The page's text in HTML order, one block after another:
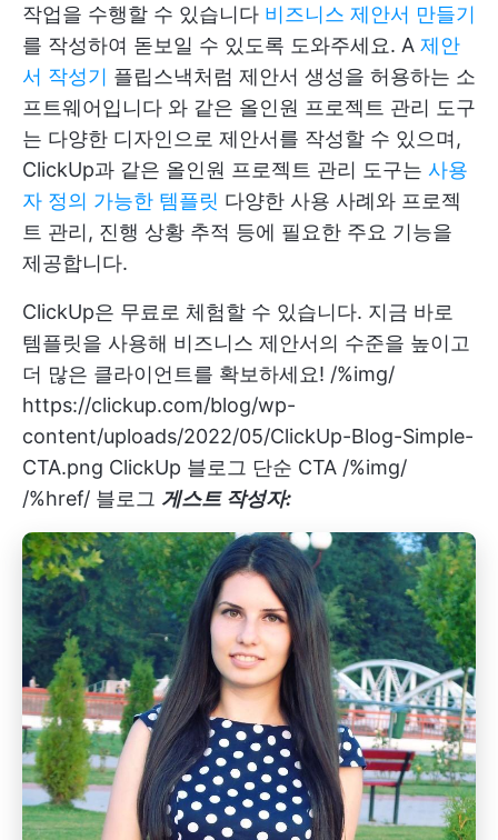
작업을 수행할 수 있습니다 비즈니스 제안서 만들기
를 작성하여 돋보일 수 있도록 도와주세요. A 제안
서 작성기 플립스낵처럼 제안서 생성을 허용하는 소
프트웨어입니다 와 같은 올인원 프로젝트 관리 도구
는 다양한 디자인으로 제안서를 작성할 수 있으며,
ClickUp과 같은 올인원 프로젝트 관리 도구는 사용
자 정의 가능한 템플릿 다양한 사용 사례와 프로젝
트 관리, 진행 상황 추적 등에 필요한 주요 기능을
제공합니다.
ClickUp은 무료로 체험할 수 있습니다. 지금 바로
템플릿을 사용해 비즈니스 제안서의 수준을 높이고
더 많은 클라이언트를 확보하세요! /%img/
https://clickup.com/blog/wp-
content/uploads/2022/05/ClickUp-Blog-Simple-
CTA.png ClickUp 블로그 단순 CTA /%img/
/%href/ 블로그 게스트 작성자: